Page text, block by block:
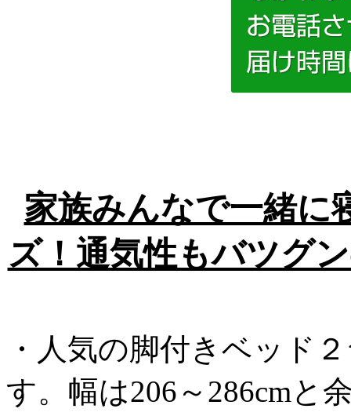
家族みんなで一緒に
ズ！通気性もバツグ
・人気の脚付きベッド
す。幅は206～286cmと